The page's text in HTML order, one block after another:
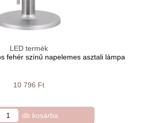
LED termék
fehér színű napelemes asztali lámpa
10 796 Ft